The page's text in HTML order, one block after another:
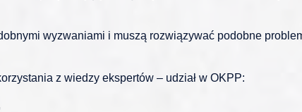
wyzwaniami i muszą rozwiązywać podobne
z wiedzy ekspertów – udział w OKPP: